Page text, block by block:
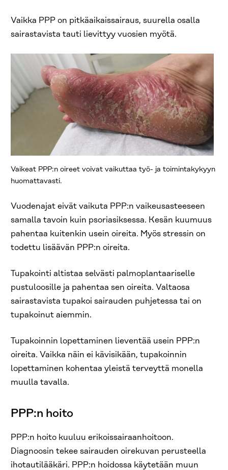
Vaikka PPP on pitkäaikaissairaus, suurella osalla
sairastavista tauti lievittyy vuosien myötä.
Vaikeat PPP:n oireet voivat vaikuttaa työ- ja toimintakykyyn
huomattavasti.
Vuodenajat eivät vaikuta PPP:n vaikeusasteeseen
samalla tavoin kuin psoriasiksessa. Kesän kuumuus
pahentaa kuitenkin usein oireita. Myös stressin on
todettu lisäävän PPP:n oireita.
Tupakointi altistaa selvästi palmoplantaariselle
pustuloosille ja pahentaa sen oireita. Valtaosa
sairastavista tupakoi sairauden puhjetessa tai on
tupakoinut aiemmin.
Tupakoinnin lopettaminen lieventää usein PPP:n
oireita. Vaikka näin ei kävisikään, tupakoinnin
lopettaminen kohentaa yleistä terveyttä monella
muulla tavalla.
PPP:n hoito
PPP:n hoito kuuluu erikoissairaanhoitoon.
Diagnoosin tekee sairauden oirekuvan perusteella
ihotautilääkäri. PPP:n hoidossa käytetään muun